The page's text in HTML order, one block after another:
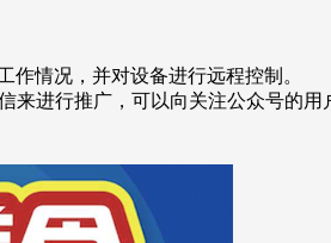
作情况，并对设备进行远程控制。
进行推广，可以向关注公众号的用